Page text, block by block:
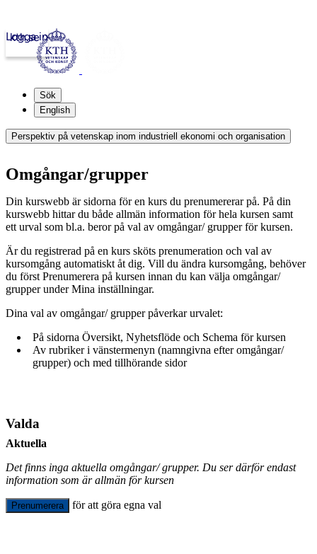
kth.se
Logga in
Sök
English
Perspektiv på vetenskap inom industriell ekonomi och organisation
Omgångar/grupper
Din kurswebb är sidorna för en kurs du prenumererar på. På din
kurswebb hittar du både allmän information för hela kursen samt
ett urval som bl.a. beror på val av omgångar/ grupper för kursen.
Är du registrerad på en kurs sköts prenumeration och val av
kursomgång automatiskt åt dig. Vill du ändra kursomgång, behöver
du först Prenumerera på kursen innan du kan välja omgångar/
grupper under Mina inställningar.
Dina val av omgångar/ grupper påverkar urvalet:
På sidorna Översikt, Nyhetsflöde och Schema för kursen
Av rubriker i vänstermenyn (namngivna efter omgångar/
grupper) och med tillhörande sidor
Valda
Aktuella
Det finns inga aktuella omgångar/ grupper. Du ser därför endast
information som är allmän för kursen
Prenumerera för att göra egna val